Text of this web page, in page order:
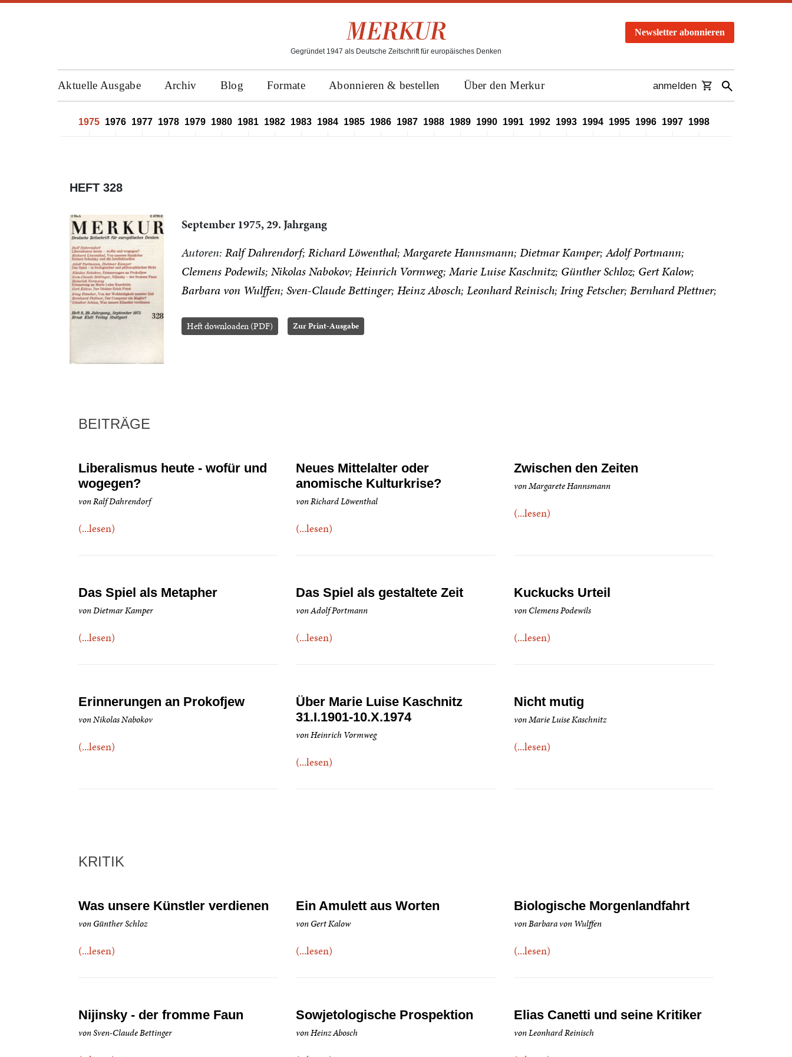
Gegründet 1947 als Deutsche Zeitschrift für europäisches Denken
Newsletter abonnieren
Aktuelle Ausgabe Archiv Blog Formate Abonnieren & bestellen Über den Merkur anmelden
1975 1976 1977 1978 1979 1980 1981 1982 1983 1984 1985 1986 1987 1988 1989 1990 1991 1992 1993 1994 1995 1996 1997 1998
HEFT 328
September 1975, 29. Jahrgang
Autoren: Ralf Dahrendorf Richard Löwenthal Margarete Hannsmann Dietmar Kamper Adolf Portmann
Clemens Podewils Nikolas Nabokov Heinrich Vormweg Marie Luise Kaschnitz Günther Schloz Gert Kalow
Barbara von Wulffen Sven-Claude Bettinger Heinz Abosch Leonhard Reinisch Iring Fetscher Bernhard Plettner
Heft downloaden (PDF) Zur Print-Ausgabe
BEITRÄGE
Liberalismus heute - wofür und
wogegen?
von Ralf Dahrendorf
(...lesen)
Neues Mittelalter oder
anomische Kulturkrise?
von Richard Löwenthal
(...lesen)
Zwischen den Zeiten
von Margarete Hannsmann
(...lesen)
Das Spiel als Metapher
von Dietmar Kamper
(...lesen)
Das Spiel als gestaltete Zeit
von Adolf Portmann
(...lesen)
Kuckucks Urteil
von Clemens Podewils
(...lesen)
Erinnerungen an Prokofjew
von Nikolas Nabokov
(...lesen)
Über Marie Luise Kaschnitz
31.I.1901-10.X.1974
von Heinrich Vormweg
(...lesen)
Nicht mutig
von Marie Luise Kaschnitz
(...lesen)
KRITIK
Was unsere Künstler verdienen
von Günther Schloz
(...lesen)
Ein Amulett aus Worten
von Gert Kalow
(...lesen)
Biologische Morgenlandfahrt
von Barbara von Wulffen
(...lesen)
Nijinsky - der fromme Faun
von Sven-Claude Bettinger
Sowjetologische Prospektion
von Heinz Abosch
Elias Canetti und seine Kritiker
von Leonhard Reinisch